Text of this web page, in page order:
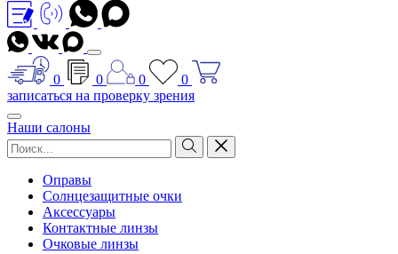
0 0 0
0
записаться на проверку зрения
Наши салоны
Оправы
Солнцезащитные очки
Аксессуары
Контактные линзы
Очковые линзы